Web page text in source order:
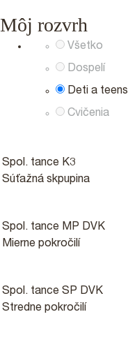
Môj rozvrh
Všetko
Dospelí
Deti a teens
Cvičenia
Spol. tance K3
Súťažná skpupina
Spol. tance MP DVK
Mierne pokročilí
Spol. tance SP DVK
Stredne pokročilí